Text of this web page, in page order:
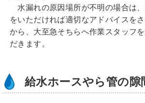
水漏れの原因場所が不明の場合は
をいただければ適切なアドバイスを
から、大至急そちらへ作業スタッフ
だきます。
給水ホースやら管の隙